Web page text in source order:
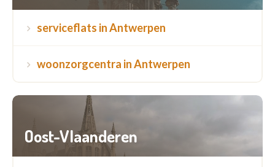
serviceflats in Antwerpen
woonzorgcentra in Antwerpen
Oost-Vlaanderen